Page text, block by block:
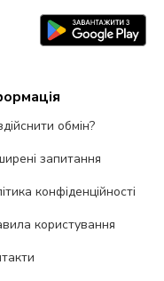
обмін?
запитання
конфіденційності
користування